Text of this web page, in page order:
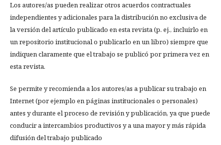
Los autores/as pueden realizar otros acuerdos contractuales
independientes y adicionales para la distribución no exclusiva de
la versión del artículo publicado en esta revista (p. ej., incluirlo en
un repositorio institucional o publicarlo en un libro) siempre que
indiquen claramente que el trabajo se publicó por primera vez en
esta revista.
Se permite y recomienda a los autores/as a publicar su trabajo en
Internet (por ejemplo en páginas institucionales o personales)
antes y durante el proceso de revisión y publicación, ya que puede
conducir a intercambios productivos y a una mayor y más rápida
difusión del trabajo publicado